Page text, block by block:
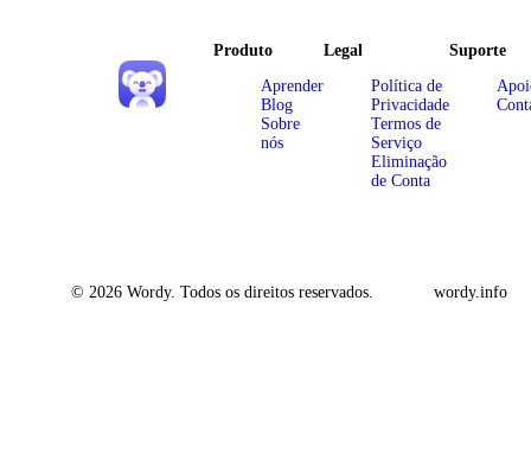
Produto
Aprender
Blog
Sobre
nós
Legal
Política de
Privacidade
Termos de
Serviço
Eliminação
de Conta
Suporte
© 2026 Wordy. Todos os direitos reservados. wordy.info